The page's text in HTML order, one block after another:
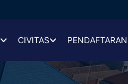
CIVITAS PENDAFTARAN